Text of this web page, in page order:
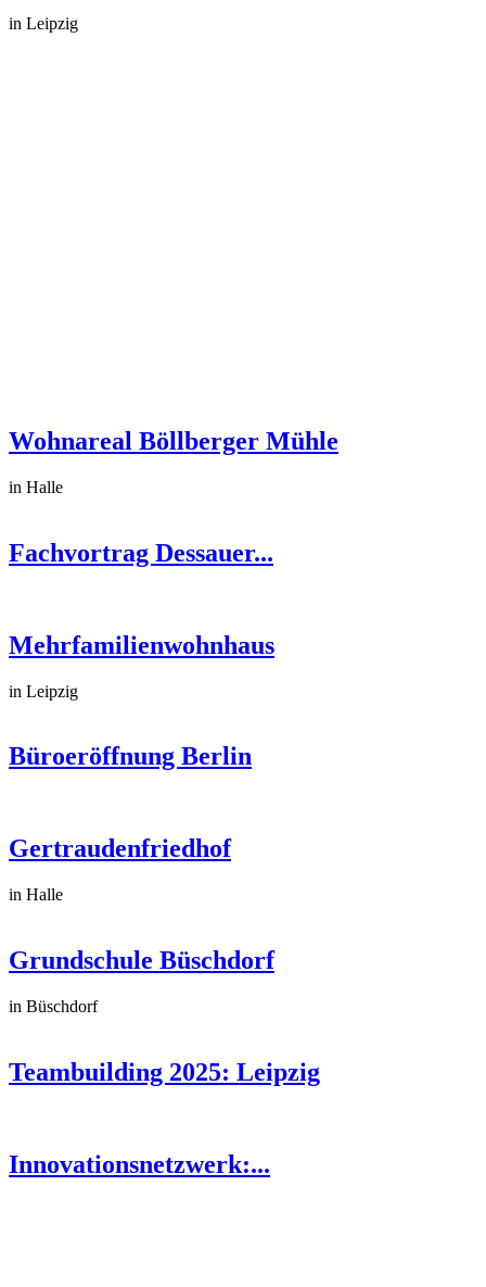
in Leipzig
Wohnareal Böllberger Mühle
in Halle
Fachvortrag Dessauer...
Mehrfamilienwohnhaus
in Leipzig
Büroeröffnung Berlin
Gertraudenfriedhof
in Halle
Grundschule Büschdorf
in Büschdorf
Teambuilding 2025: Leipzig
Innovationsnetzwerk:...